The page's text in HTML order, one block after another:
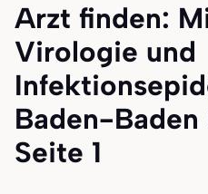
Arzt finden:
Virologie und
Baden-
Seite 1